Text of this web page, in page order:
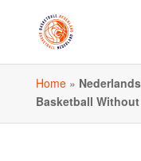
Home»
Basketball